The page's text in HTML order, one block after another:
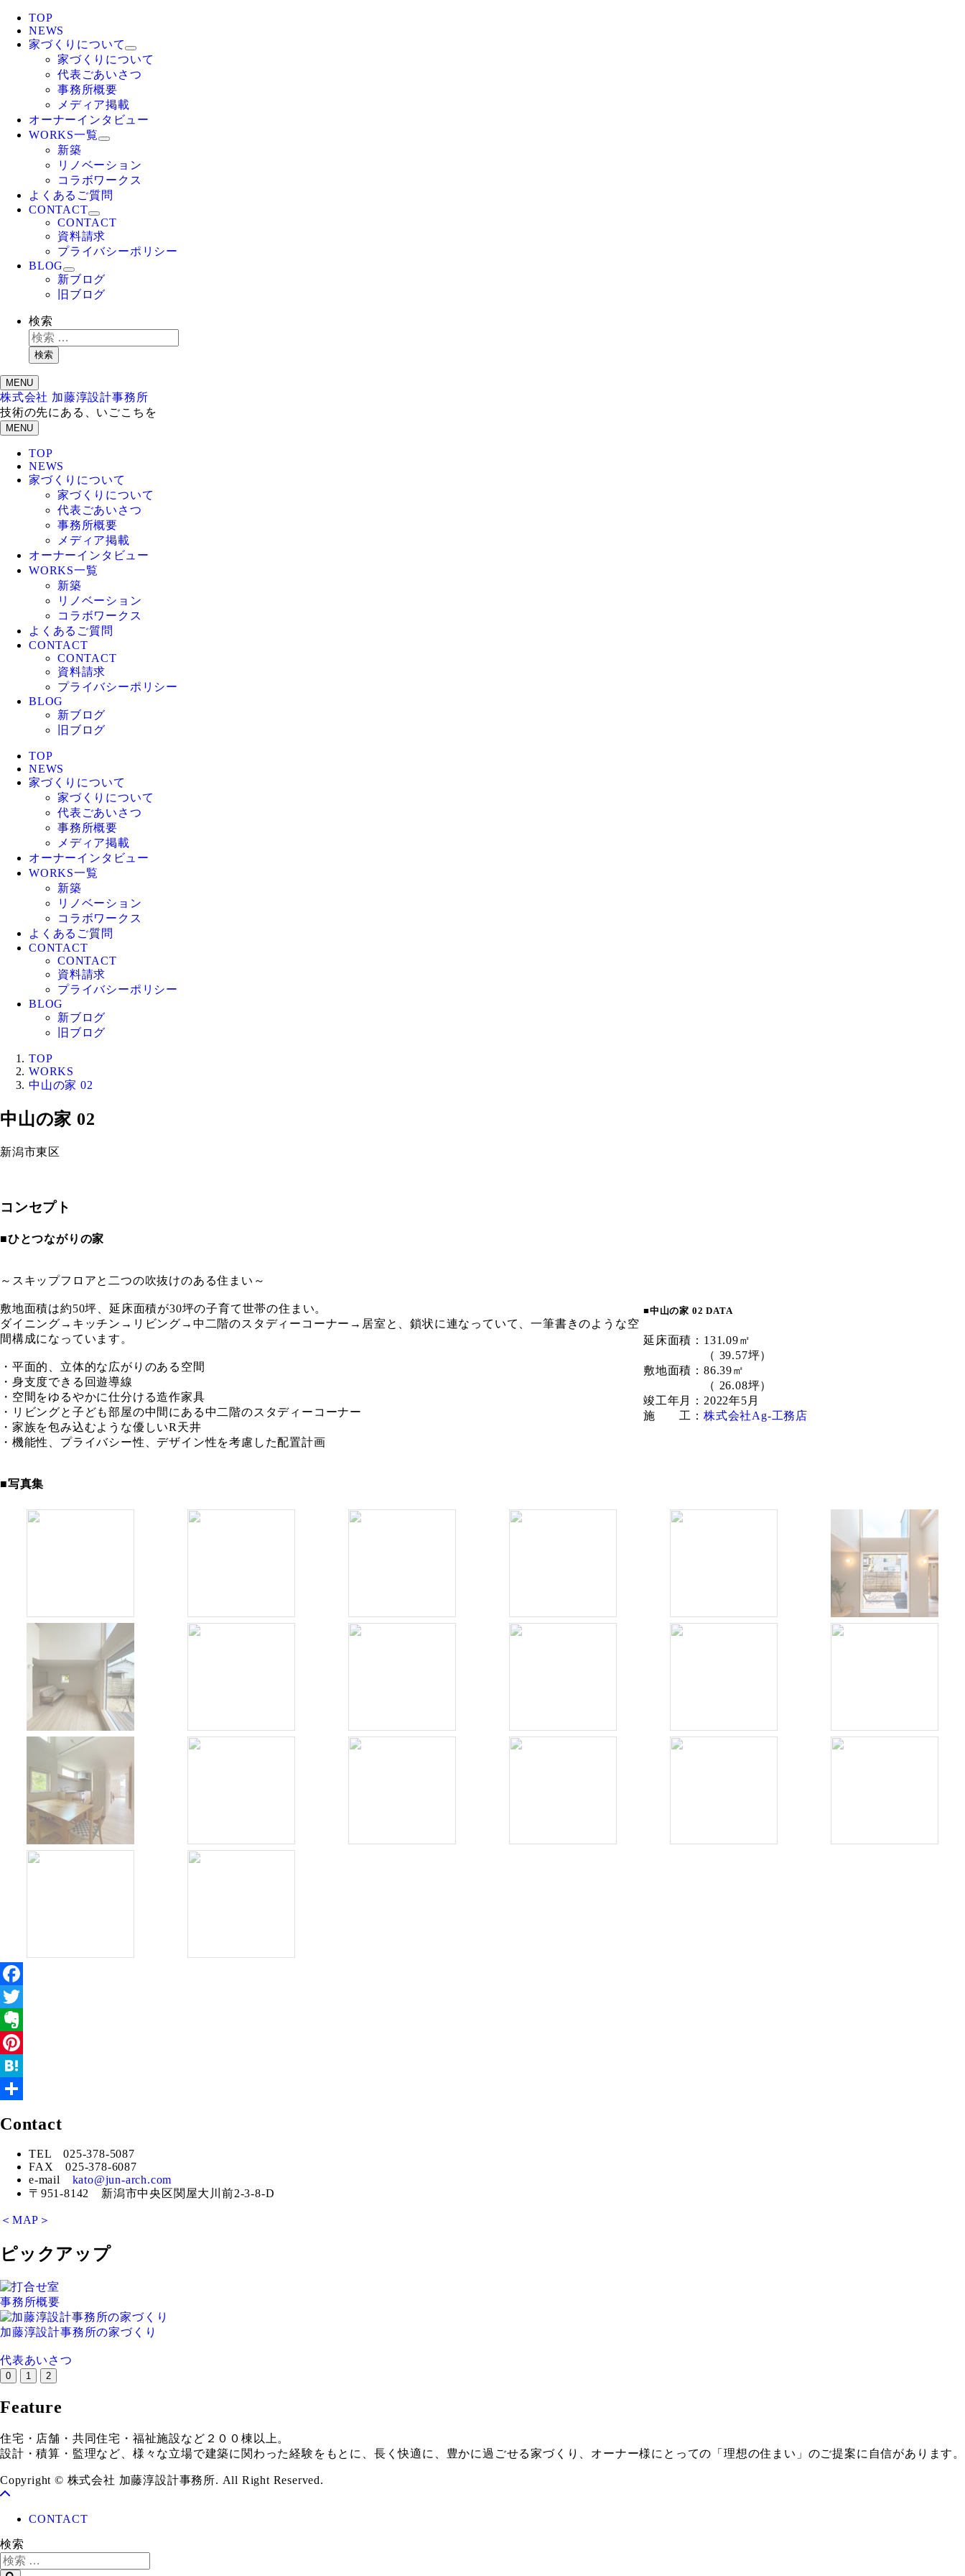
TOP
NEWS
家づくりについて
家づくりについて
代表ごあいさつ
事務所概要
メディア掲載
オーナーインタビュー
WORKS一覧
新築
リノベーション
コラボワークス
よくあるご質問
CONTACT
CONTACT
資料請求
プライバシーポリシー
BLOG
新ブログ
旧ブログ
検索
検索
MENU
株式会社 加藤淳設計事務所
技術の先にある、いごこちを
MENU
TOP
NEWS
家づくりについて
家づくりについて
代表ごあいさつ
事務所概要
メディア掲載
オーナーインタビュー
WORKS一覧
新築
リノベーション
コラボワークス
よくあるご質問
CONTACT
CONTACT
資料請求
プライバシーポリシー
BLOG
新ブログ
旧ブログ
TOP
NEWS
家づくりについて
家づくりについて
代表ごあいさつ
事務所概要
メディア掲載
オーナーインタビュー
WORKS一覧
新築
リノベーション
コラボワークス
よくあるご質問
CONTACT
CONTACT
資料請求
プライバシーポリシー
BLOG
新ブログ
旧ブログ
TOP
WORKS
中山の家 02
中山の家 02
新潟市東区
コンセプト
■ひとつながりの家
～スキップフロアと二つの吹抜けのある住まい～
敷地面積は約50坪、延床面積が30坪の子育て世帯の住まい。
ダイニング→キッチン→リビング→中二階のスタディーコーナー→居室と、鎖状に連なっていて、一筆書きのような空
間構成になっています。
・平面的、立体的な広がりのある空間
・身支度できる回遊導線
・空間をゆるやかに仕分ける造作家具
・リビングと子ども部屋の中間にある中二階のスタディーコーナー
・家族を包み込むような優しいR天井
・機能性、プライバシー性、デザイン性を考慮した配置計画
■中山の家 02 DATA
延床面積：131.09㎡
（ 39.57坪）
敷地面積：86.39㎡
（ 26.08坪）
竣工年月：2022年5月
施 工： 株式会社Ag-工務店
■写真集
Facebook
Twitter
Evernote
Pinterest
Hatena
Contact
TEL 025-378-5087
FAX 025-378-6087
e-mail kato@jun-arch.com
〒951-8142 新潟市中央区関屋大川前2-3-8-D
＜MAP＞
ピックアップ
事務所概要
加藤淳設計事務所の家づくり
代表あいさつ
0 1 2
Feature
住宅・店舗・共同住宅・福祉施設など２００棟以上。
設計・積算・監理など、様々な立場で建築に関わった経験をもとに、長く快適に、豊かに過ごせる家づくり、オーナー様にとっての「理想の住まい」のご提案に自信があります。
Copyright © 株式会社 加藤淳設計事務所. All Right Reserved.
CONTACT
検索